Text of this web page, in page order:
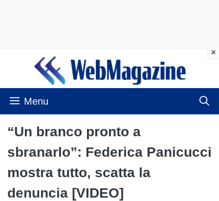
contenuto
Menu
“Un branco pronto a
sbranarlo”: Federica Panicucci
mostra tutto, scatta la
denuncia [VIDEO]